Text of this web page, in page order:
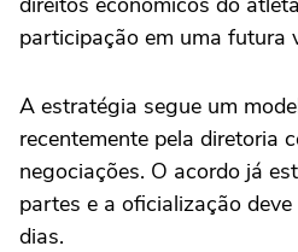
participação em uma futura
A estratégia segue um
recentemente pela diretoria
negociações. O acordo já
partes e a oficialização
dias.